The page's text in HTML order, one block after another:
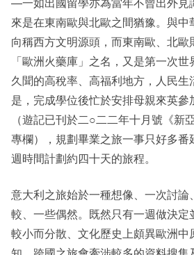
來是在東南歐與北歐之間猶豫。與
向稱西方文明源頭，而東南歐、北
「歐洲火藥庫」之名，又是第一次
久聞的高稅率、高福利地方，人民生
是，完成學位後忙於安排母親來英參
（遊記已刊於二○二二年十月號《新
專欄），規劃畢業之旅一事只好多番
週時間計劃約四十天的旅程。
意大利之旅始於一種想像、一次討論
較、一些偶然。既然只有一週做決定
較小而分散、文化歷史上頗異歐洲